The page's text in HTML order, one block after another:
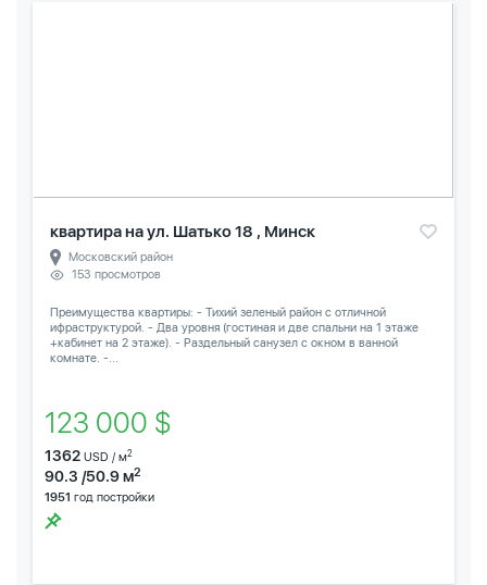
квартира на ул. Шатько 18 , Минск
Московский район
153 просмотров
Преимущества квартиры: - Тихий зеленый район с отличной
ифраструктурой. - Два уровня (гостиная и две спальни на 1 этаже
+кабинет на 2 этаже). - Раздельный санузел с окном в ванной
комнате. -...
123 000 $
1362 USD / м2
90.3 /50.9 м2
1951 год постройки